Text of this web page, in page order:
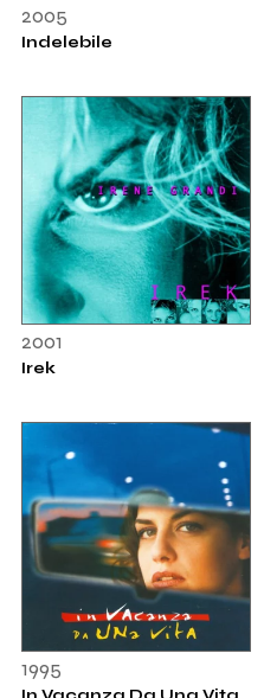
2005
Indelebile
2001
Irek
1995